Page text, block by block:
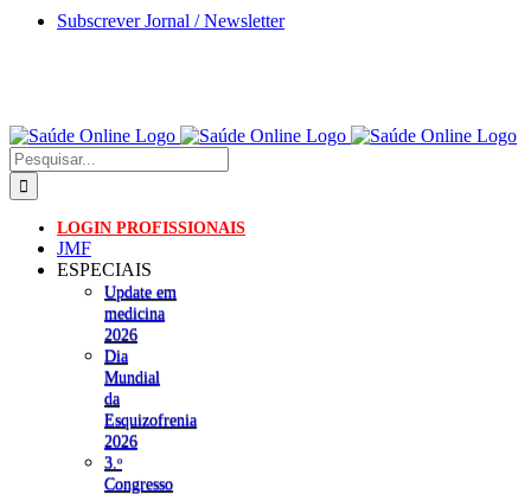
Skip
Subscrever Jornal / Newsletter
Pesquisar
LOGIN PROFISSIONAIS
JMF
ESPECIAIS
Update em
medicina
2026
Dia
Mundial
da
Esquizofrenia
2026
3.ᵒ
Congresso